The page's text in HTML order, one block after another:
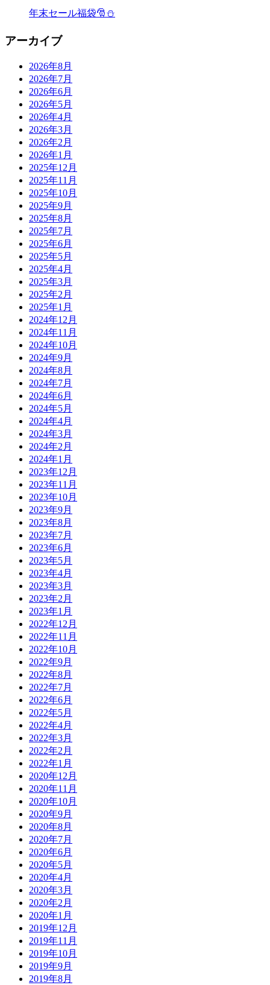
年末セール福袋🎅⛄️
アーカイブ
2026年8月
2026年7月
2026年6月
2026年5月
2026年4月
2026年3月
2026年2月
2026年1月
2025年12月
2025年11月
2025年10月
2025年9月
2025年8月
2025年7月
2025年6月
2025年5月
2025年4月
2025年3月
2025年2月
2025年1月
2024年12月
2024年11月
2024年10月
2024年9月
2024年8月
2024年7月
2024年6月
2024年5月
2024年4月
2024年3月
2024年2月
2024年1月
2023年12月
2023年11月
2023年10月
2023年9月
2023年8月
2023年7月
2023年6月
2023年5月
2023年4月
2023年3月
2023年2月
2023年1月
2022年12月
2022年11月
2022年10月
2022年9月
2022年8月
2022年7月
2022年6月
2022年5月
2022年4月
2022年3月
2022年2月
2022年1月
2020年12月
2020年11月
2020年10月
2020年9月
2020年8月
2020年7月
2020年6月
2020年5月
2020年4月
2020年3月
2020年2月
2020年1月
2019年12月
2019年11月
2019年10月
2019年9月
2019年8月